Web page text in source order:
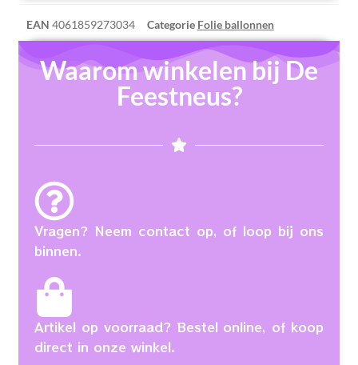
EAN 4061859273034 Categorie Folie ballonnen
Waarom winkelen bij De
Feestneus?
Vragen? Neem contact op, of loop bij ons
binnen.
Artikel op voorraad? Bestel online, of koop
direct in onze winkel.